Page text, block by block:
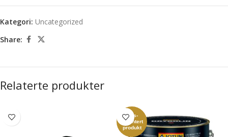
Kategori: Uncategorized
Share:
Relaterte produkter
Pris-
garantert
produkt